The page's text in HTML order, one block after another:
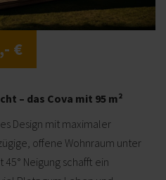
€
– das Cova mit 95 m²
Design mit maximaler
offene Wohnraum unter
Neigung schafft ein